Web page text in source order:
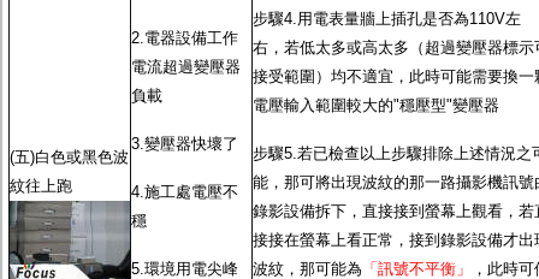
(五)白色或黑色波
紋往上跑
2.電器設備工作
電流超過變壓器
負載
3.變壓器快壞了
4.施工處電壓不
穩
5.環境用電尖峰
步驟4.用電表量牆上插孔是否為110V左
右，若低太多或高太多（超過變壓器標示
接受範圍）均不適宜，此時可能需要換一
電壓輸入範圍較大的"穩壓型"變壓器
步驟5.若已檢查以上步驟排除上述情況之
能，那可將出現波紋的那一路攝影機訊號
錄影設備拆下，直接接到螢幕上觀看，若
接接在螢幕上看正常，接到錄影設備才出
波紋，那可能為 「訊號不平衡」
，此時可